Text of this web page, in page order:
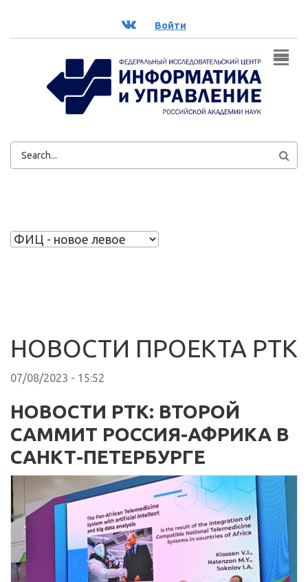
ВК Войти
ФОРМА
НОВОСТИ ПРОЕКТА РТК
07/08/2023 - 15:52
НОВОСТИ РТК: ВТОРОЙ
САММИТ РОССИЯ-АФРИКА В
САНКТ-ПЕТЕРБУРГЕ